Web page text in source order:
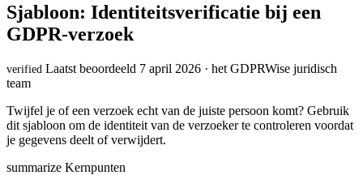
Sjabloon: Identiteitsverificatie bij een
GDPR-verzoek
verified Laatst beoordeeld 7 april 2026 · het GDPRWise juridisch
team
Twijfel je of een verzoek echt van de juiste persoon komt? Gebruik
dit sjabloon om de identiteit van de verzoeker te controleren voordat
je gegevens deelt of verwijdert.
summarize Kernpunten